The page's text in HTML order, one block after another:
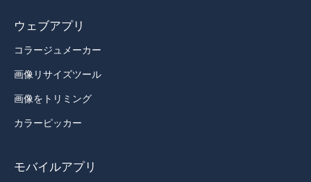
ウェブアプリ
コラージュメーカー
画像リサイズツール
画像をトリミング
カラーピッカー
モバイルアプリ